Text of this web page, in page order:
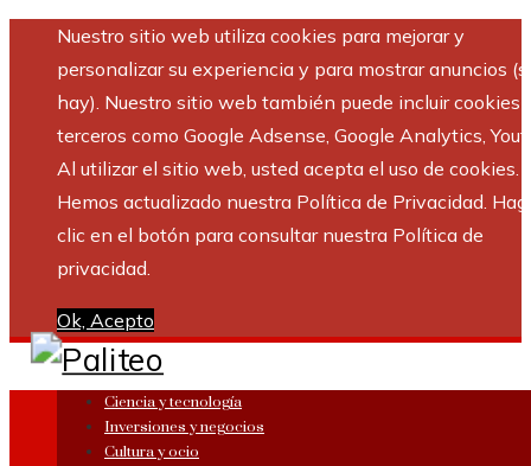
Nuestro sitio web utiliza cookies para mejorar y
personalizar su experiencia y para mostrar anuncios
hay). Nuestro sitio web también puede incluir cookies
terceros como Google Adsense, Google Analytics,
Al utilizar el sitio web, usted acepta el uso de cookies.
Hemos actualizado nuestra Política de Privacidad.
clic en el botón para consultar nuestra Política de
privacidad.
Ok, Acepto
Ciencia y tecnología
Inversiones y negocios
Cultura y ocio